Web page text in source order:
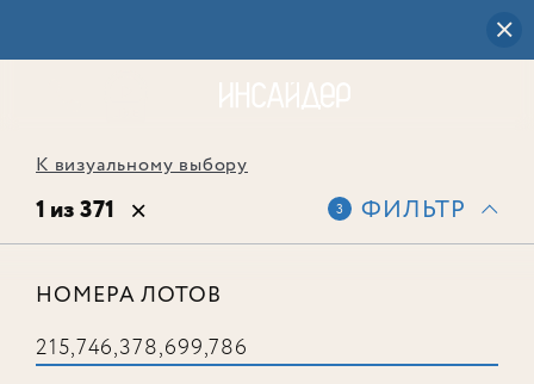
К визуальному выбору
1 из 371 3 ФИЛЬТР
НОМЕРА ЛОТОВ